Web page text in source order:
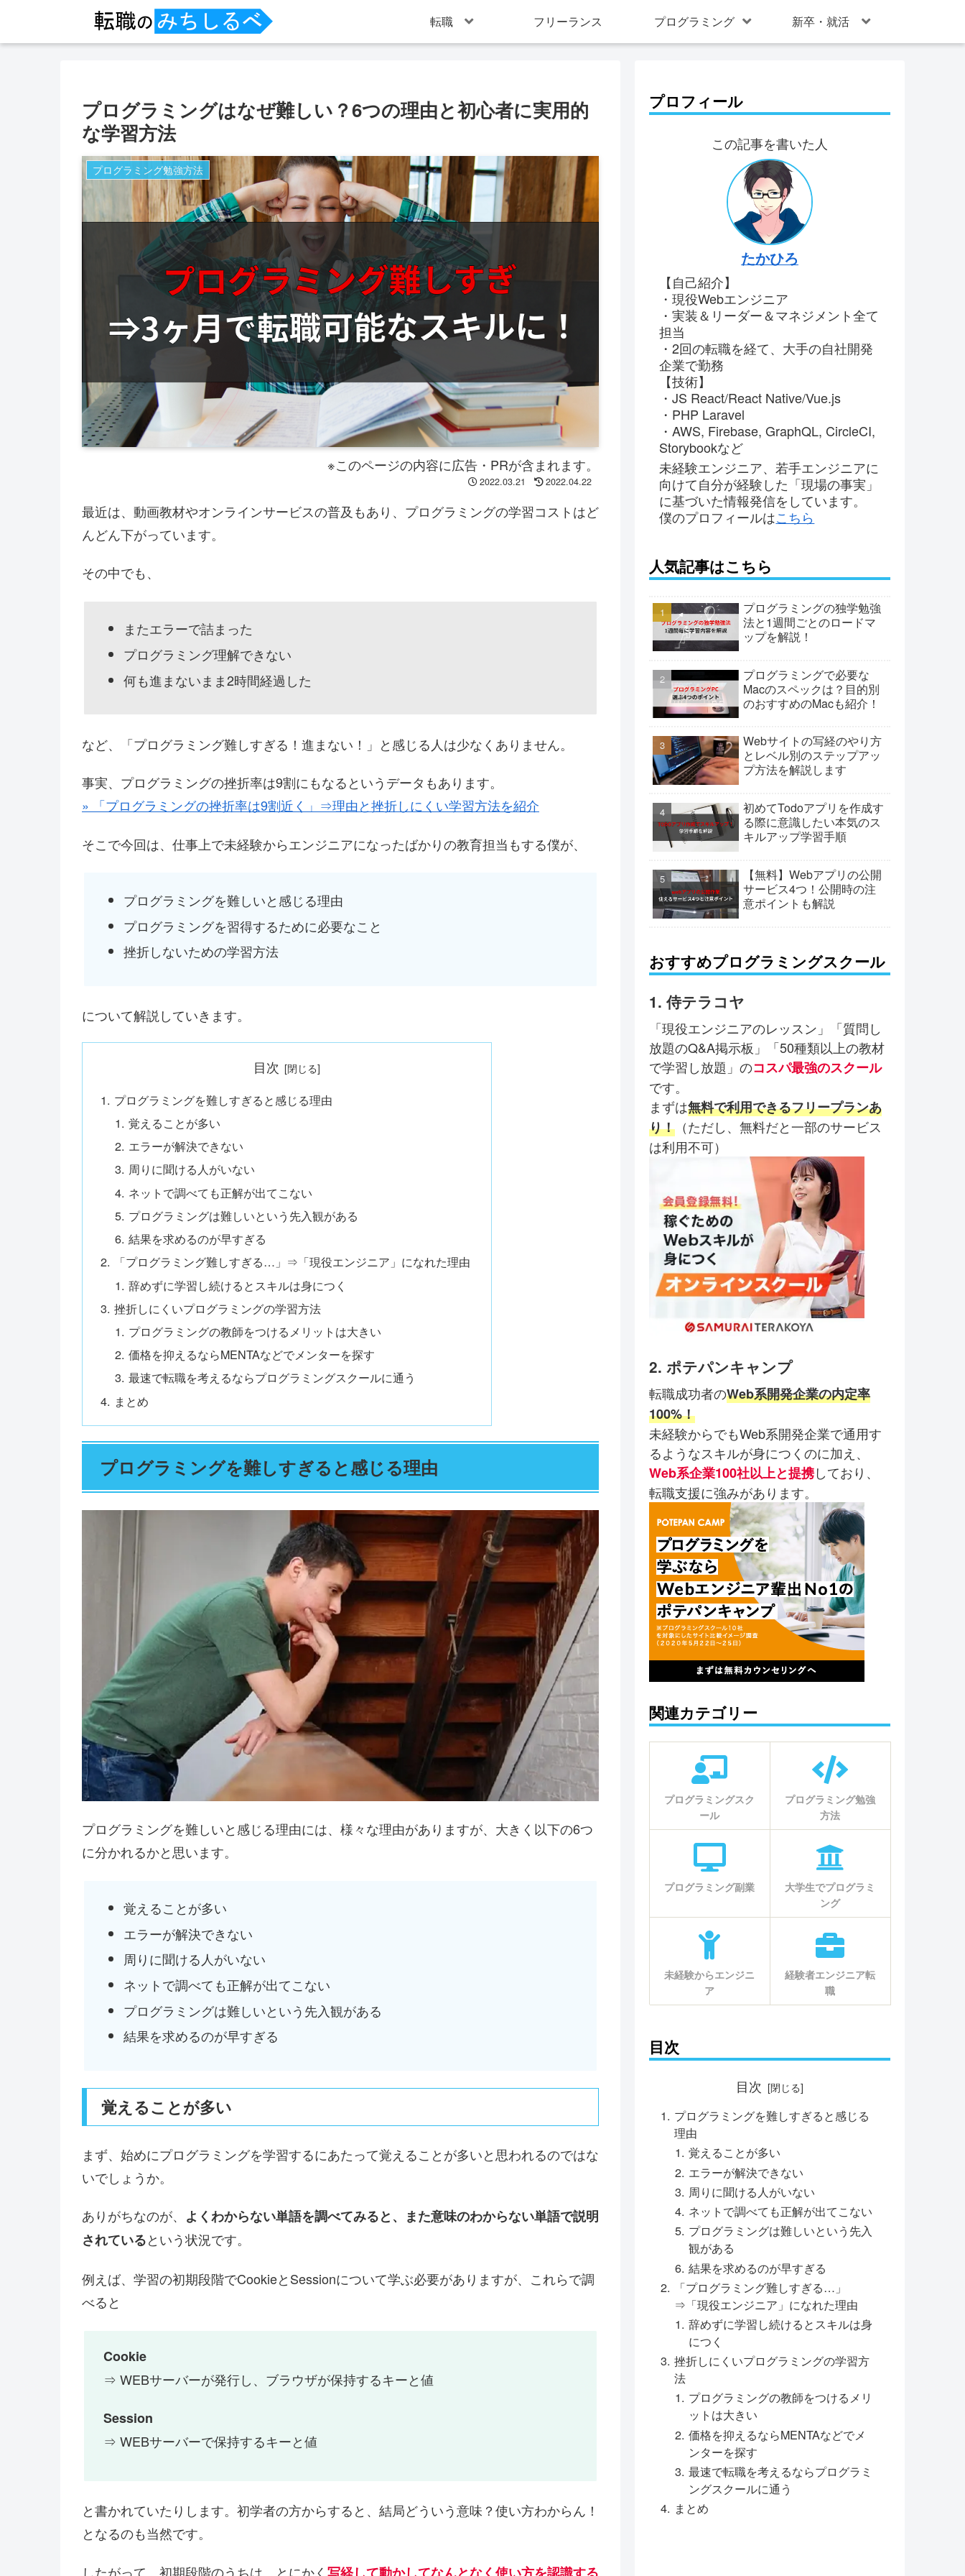
転職 フリーランス プログラミング 新卒・就活
プログラミングはなぜ難しい？6つの理由と初心者に実用的
な学習方法
プログラミング勉強方法
※このページの内容に広告・PRが含まれます。
2022.03.21 2022.04.22
最近は、動画教材やオンラインサービスの普及もあり、プログラミングの学習コストはど
んどん下がっています。
その中でも、
またエラーで詰まった
プログラミング理解できない
何も進まないまま2時間経過した
など、「プログラミング難しすぎる！進まない！」と感じる人は少なくありません。
事実、プログラミングの挫折率は9割にもなるというデータもあります。
» 「プログラミングの挫折率は9割近く」⇒理由と挫折しにくい学習方法を紹介
そこで今回は、仕事上で未経験からエンジニアになったばかりの教育担当もする僕が、
プログラミングを難しいと感じる理由
プログラミングを習得するために必要なこと
挫折しないための学習方法
について解説していきます。
目次
プログラミングを難しすぎると感じる理由
覚えることが多い
エラーが解決できない
周りに聞ける人がいない
ネットで調べても正解が出てこない
プログラミングは難しいという先入観がある
結果を求めるのが早すぎる
「プログラミング難しすぎる…」⇒「現役エンジニア」になれた理由
辞めずに学習し続けるとスキルは身につく
挫折しにくいプログラミングの学習方法
プログラミングの教師をつけるメリットは大きい
価格を抑えるならMENTAなどでメンターを探す
最速で転職を考えるならプログラミングスクールに通う
まとめ
プログラミングを難しすぎると感じる理由
プログラミングを難しいと感じる理由には、様々な理由がありますが、大きく以下の6つ
に分かれるかと思います。
覚えることが多い
エラーが解決できない
周りに聞ける人がいない
ネットで調べても正解が出てこない
プログラミングは難しいという先入観がある
結果を求めるのが早すぎる
覚えることが多い
まず、始めにプログラミングを学習するにあたって覚えることが多いと思われるのではな
いでしょうか。
ありがちなのが、 よくわからない単語を調べてみると、また意味のわからない単語で説明
されているという状況です。
例えば、学習の初期段階でCookieとSessionについて学ぶ必要がありますが、これらで調
べると
Cookie
⇒ WEBサーバーが発行し、ブラウザが保持するキーと値
Session
⇒ WEBサーバーで保持するキーと値
と書かれていたりします。初学者の方からすると、結局どういう意味？使い方わからん！
となるのも当然です。
したがって、初期段階のうちは、とにかく
プロフィール
この記事を書いた人
たかひろ
【自己紹介】
・現役Webエンジニア
・実装＆リーダー＆マネジメント全て
担当
・2回の転職を経て、大手の自社開発
企業で勤務
【技術】
・JS React/React Native/Vue.js
・PHP Laravel
・AWS, Firebase, GraphQL, CircleCI,
Storybookなど
未経験エンジニア、若手エンジニアに
向けて自分が経験した「現場の事実」
に基づいた情報発信をしています。
僕のプロフィールはこちら
人気記事はこちら
プログラミングの独学勉強
法と1週間ごとのロードマ
ップを解説！
プログラミングで必要な
Macのスペックは？目的別
のおすすめのMacも紹介！
Webサイトの写経のやり方
とレベル別のステップアッ
プ方法を解説します
初めてTodoアプリを作成す
る際に意識したい本気のス
キルアップ学習手順
【無料】Webアプリの公開
サービス4つ！公開時の注
意ポイントも解説
おすすめプログラミングスクール
1. 侍テラコヤ
「現役エンジニアのレッスン」「質問し
放題のQ&A掲示板」「50種類以上の教材
で学習し放題」のコスパ最強のスクール
です。
まずは無料で利用できるフリープランあ
り！ （ただし、無料だと一部のサービス
は利用不可）
2. ポテパンキャンプ
転職成功者のWeb系開発企業の内定率
100%！
未経験からでもWeb系開発企業で通用す
るようなスキルが身につくのに加え、
Web系企業100社以上と提携しており、
転職支援に強みがあります。
関連カテゴリー
プログラミングスク
ール
プログラミング勉強
方法
プログラミング副業
大学生でプログラミ
ング
未経験からエンジニ
ア
経験者エンジニア転
職
目次
目次
プログラミングを難しすぎると感じる
理由
覚えることが多い
エラーが解決できない
周りに聞ける人がいない
ネットで調べても正解が出てこない
プログラミングは難しいという先入
観がある
結果を求めるのが早すぎる
「プログラミング難しすぎる…」
⇒「現役エンジニア」になれた理由
辞めずに学習し続けるとスキルは身
につく
挫折しにくいプログラミングの学習方
法
プログラミングの教師をつけるメリ
ットは大きい
価格を抑えるならMENTAなどでメ
ンターを探す
最速で転職を考えるならプログラミ
ングスクールに通う
まとめ